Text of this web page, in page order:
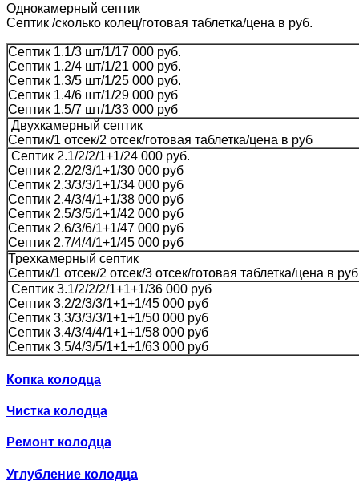
Однокамерный септик
Септик /сколько колец/готовая таблетка/цена в руб.
Септик 1.1/3 шт/1/17 000 руб.
Септик 1.2/4 шт/1/21 000 руб.
Септик 1.3/5 шт/1/25 000 руб.
Септик 1.4/6 шт/1/29 000 руб
Септик 1.5/7 шт/1/33 000 руб
Двухкамерный септик
Септик/1 отсек/2 отсек/готовая таблетка/цена в руб
Септик 2.1/2/2/1+1/24 000 руб.
Септик 2.2/2/3/1+1/30 000 руб
Септик 2.3/3/3/1+1/34 000 руб
Септик 2.4/3/4/1+1/38 000 руб
Септик 2.5/3/5/1+1/42 000 руб
Септик 2.6/3/6/1+1/47 000 руб
Септик 2.7/4/4/1+1/45 000 руб
Трехкамерный септик
Септик/1 отсек/2 отсек/3 отсек/готовая таблетка/цена в руб
Септик 3.1/2/2/2/1+1+1/36 000 руб
Септик 3.2/2/3/3/1+1+1/45 000 руб
Септик 3.3/3/3/3/1+1+1/50 000 руб
Септик 3.4/3/4/4/1+1+1/58 000 руб
Септик 3.5/4/3/5/1+1+1/63 000 руб
Копка колодца
Чистка колодца
Ремонт колодца
Углубление колодца